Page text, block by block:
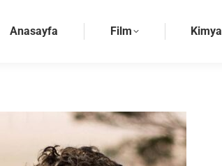
Anasayfa Film Kimya